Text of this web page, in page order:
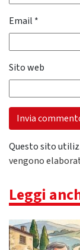
Email *
Sito web
Questo sito
vengono
Leggi